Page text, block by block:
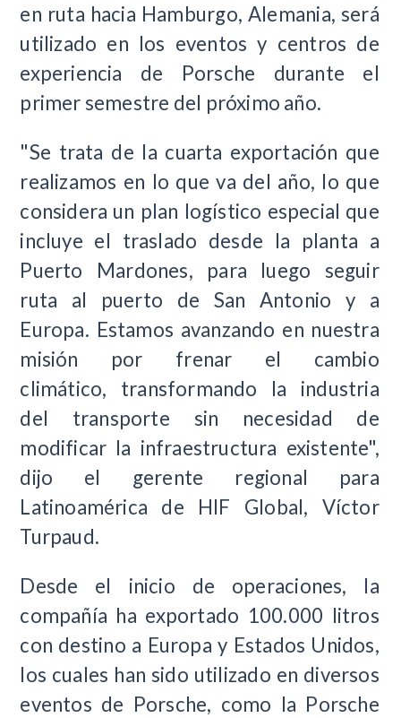
en ruta hacia Hamburgo, Alemania, será
utilizado en los eventos y centros de
experiencia de Porsche durante el
primer semestre del próximo año.
"Se trata de la cuarta exportación que
realizamos en lo que va del año, lo que
considera un plan logístico especial que
incluye el traslado desde la planta a
Puerto Mardones, para luego seguir
ruta al puerto de San Antonio y a
Europa. Estamos avanzando en nuestra
misión por frenar el cambio
climático, transformando la industria
del transporte sin necesidad de
modificar la infraestructura existente",
dijo el gerente regional para
Latinoamérica de HIF Global, Víctor
Turpaud.
Desde el inicio de operaciones, la
compañía ha exportado 100.000 litros
con destino a Europa y Estados Unidos,
los cuales han sido utilizado en diversos
eventos de Porsche, como la Porsche